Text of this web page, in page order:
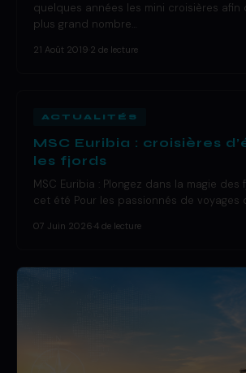
quelques années les mini croisières afin
plus grand nombre…
21 Août 2019 2 de lecture
ACTUALITÉS
MSC Euribia : croisières
les fjords
MSC Euribia : Plongez dans la magie
cet été Pour les passionnés de voyages
07 Juin 2026 4 de lecture